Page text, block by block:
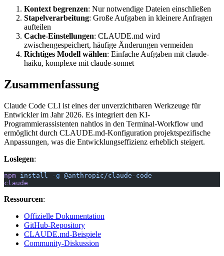
Kontext begrenzen: Nur notwendige Dateien einschließen
Stapelverarbeitung: Große Aufgaben in kleinere Anfragen
aufteilen
Cache-Einstellungen: CLAUDE.md wird
zwischengespeichert, häufige Änderungen vermeiden
Richtiges Modell wählen: Einfache Aufgaben mit claude-
haiku, komplexe mit claude-sonnet
Zusammenfassung
Claude Code CLI ist eines der unverzichtbaren Werkzeuge für
Entwickler im Jahr 2026. Es integriert den KI-
Programmierassistenten nahtlos in den Terminal-Workflow und
ermöglicht durch CLAUDE.md-Konfiguration projektspezifische
Anpassungen, was die Entwicklungseffizienz erheblich steigert.
Loslegen:
npm install -g @anthropic/claude-code
claude
Ressourcen:
Offizielle Dokumentation
GitHub-Repository
CLAUDE.md-Beispiele
Community-Diskussion